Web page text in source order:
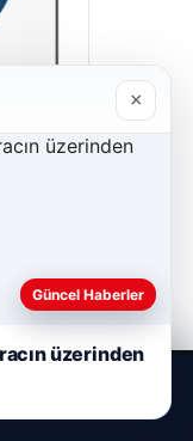
×
Güncel Haberler
üzerinden